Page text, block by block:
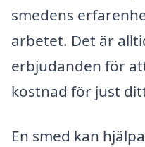
smedens
arbetet. Det är
erbjudanden för
kostnad för just
En smed kan